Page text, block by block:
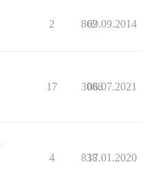
2 862
09.09.2014
17 3088
06.07.2021
4 838
17.01.2020